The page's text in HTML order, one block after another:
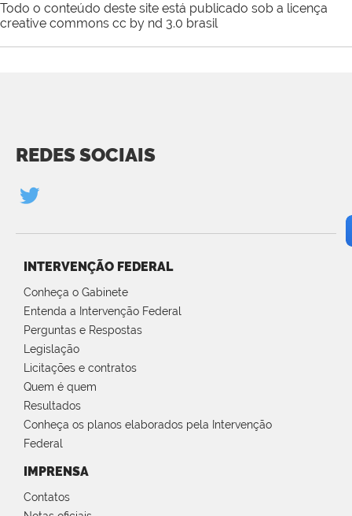
Todo o conteúdo deste site está publicado sob a licença
creative commons cc by nd 3.0 brasil
REDES SOCIAIS
INTERVENÇÃO FEDERAL
Conheça o Gabinete
Entenda a Intervenção Federal
Perguntas e Respostas
Legislação
Licitações e contratos
Quem é quem
Resultados
Conheça os planos elaborados pela Intervenção
Federal
IMPRENSA
Contatos